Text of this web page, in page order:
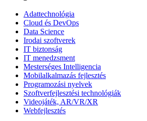
Adattechnológia
Cloud és DevOps
Data Science
Irodai szoftverek
IT biztonság
IT menedzsment
Mesterséges Intelligencia
Mobilalkalmazás fejlesztés
Programozási nyelvek
Szoftverfejlesztési technológiák
Videojáték, AR/VR/XR
Webfejlesztés